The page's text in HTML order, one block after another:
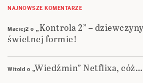
NAJNOWSZE KOMENTARZE
Maciej2 o „Kontrola 2” –
świetnej formie!
Witold o „Wiedźmin” Netflixa, cóż…